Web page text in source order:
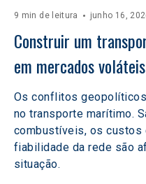
9 min de leitura junho 16,
Construir um
em mercados voláteis
Os conflitos
no transporte marítimo.
combustíveis, os custos
fiabilidade da rede são
situação.